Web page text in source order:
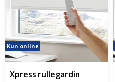
Kun online
Xpress rullegardin